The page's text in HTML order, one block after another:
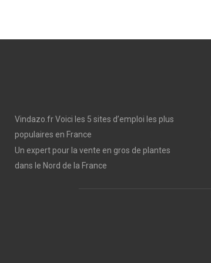
Vindazo.fr Voici les 5 sites d’emploi les plus
populaires en France
Un expert pour la vente en gros de plantes
dans le Nord de la France